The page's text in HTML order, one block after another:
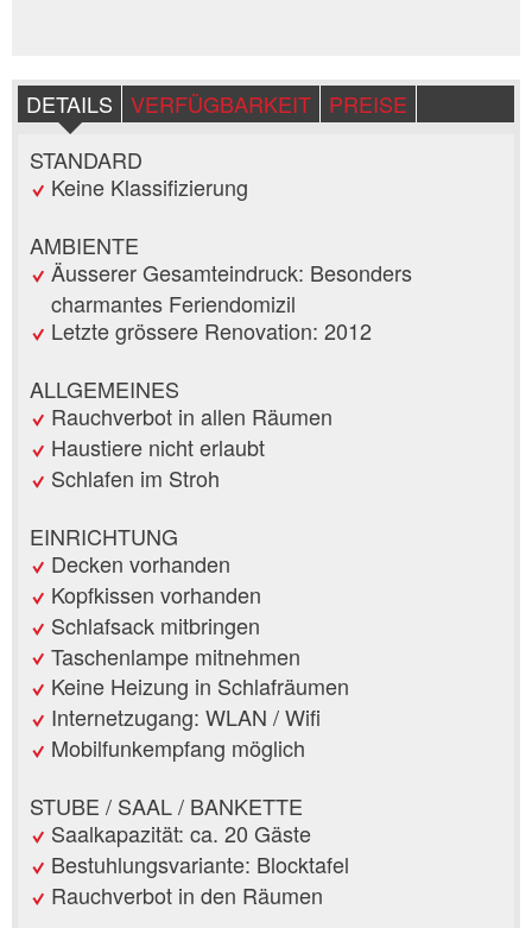
DETAILS VERFÜGBARKEIT
PREISE
STANDARD
Keine Klassifizierung
AMBIENTE
Äusserer Gesamteindruck: Besonders
charmantes Feriendomizil
Letzte grössere Renovation: 2012
ALLGEMEINES
Rauchverbot in allen Räumen
Haustiere nicht erlaubt
Schlafen im Stroh
EINRICHTUNG
Decken vorhanden
Kopfkissen vorhanden
Schlafsack mitbringen
Taschenlampe mitnehmen
Keine Heizung in Schlafräumen
Internetzugang: WLAN / Wifi
Mobilfunkempfang möglich
STUBE / SAAL / BANKETTE
Saalkapazität: ca. 20 Gäste
Bestuhlungsvariante: Blocktafel
Rauchverbot in den Räumen